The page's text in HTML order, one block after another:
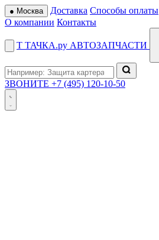
● Москва Доставка Способы оплаты
О компании Контакты
Т ТАЧКА.ру АВТОЗАПЧАСТИ
ЗВОНИТЕ +7 (495) 120-10-50